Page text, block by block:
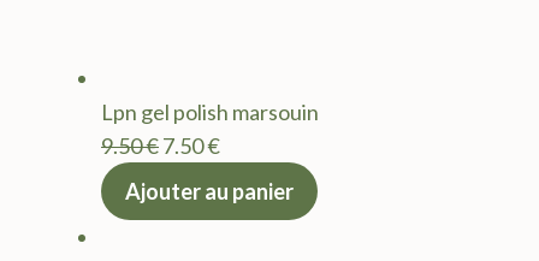
Lpn gel polish marsouin
9.50€Le
prix
7.50€Le
actuel
Ajouter au panier